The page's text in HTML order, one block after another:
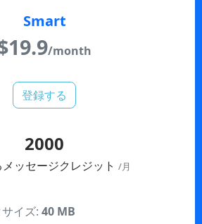
19.9/month
メッセージクレジット
金:✓